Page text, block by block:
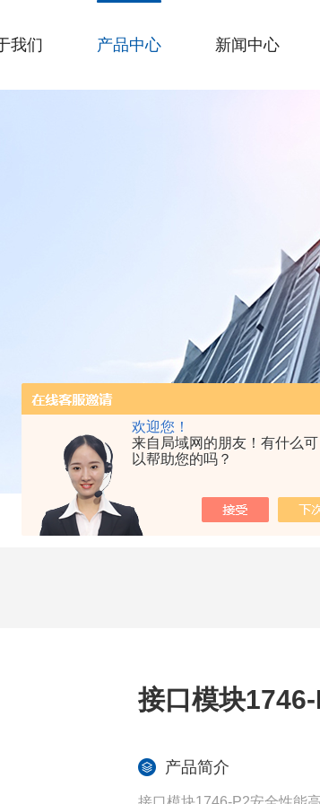
欢迎您！
来自局域网的朋友！有什么可
以帮助您的吗？
我们 产品中心 新闻中心
当前位置：首
接口模块
产品简介